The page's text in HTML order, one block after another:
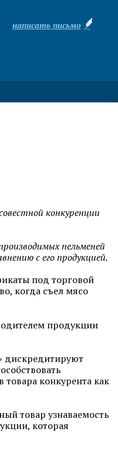
написать письмо
конкуренции
пельменей
с его продукцией.
под торговой
когда съел мясо
продукции
дискредитируют
конкурента как
товар узнаваемость
которая